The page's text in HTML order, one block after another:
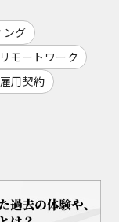
ング
リモートワーク
雇用契約